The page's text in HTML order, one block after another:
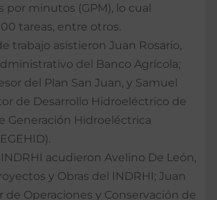
por minutos (GPM), lo cual
tareas, entre otros.
trabajo asistieron Juan Rosario,
del Banco Agrícola;
del Plan San Juan, y Samuel
de Desarrollo Hidroeléctrico de
Generación Hidroeléctrica
acudieron Avelino De León,
y Obras del INDRHI; Juan
de Operaciones y Conservación de